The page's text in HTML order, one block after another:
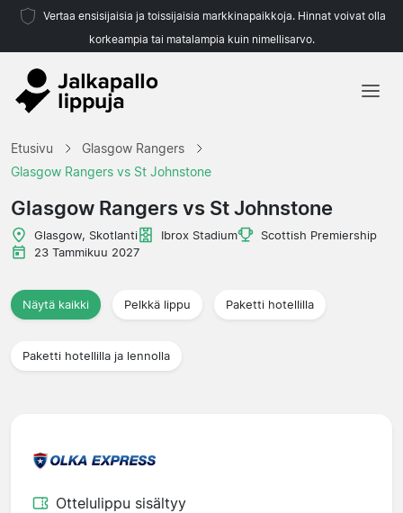
Vertaa ensisijaisia ja toissijaisia markkinapaikkoja. Hinnat voivat olla
korkeampia tai matalampia kuin nimellisarvo.
Joukkueet
Liigat
Matkatoimistoja
Etusivu
Glasgow Rangers
Glasgow Rangers vs St Johnstone
Glasgow Rangers vs St Johnstone
Glasgow, Skotlanti Ibrox Stadium
Scottish Premiership
23 Tammikuu 2027
Näytä kaikki Pelkkä lippu Paketti hotellilla
Paketti hotellilla ja lennolla
Ottelulippu sisältyy